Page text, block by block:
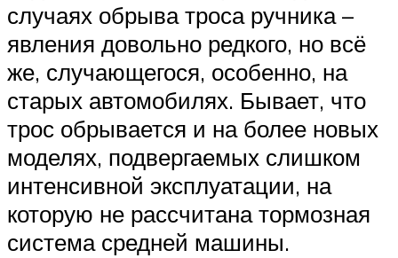
случаях обрыва троса ручника –
явления довольно редкого, но всё
же, случающегося, особенно, на
старых автомобилях. Бывает, что
трос обрывается и на более новых
моделях, подвергаемых слишком
интенсивной эксплуатации, на
которую не рассчитана тормозная
система средней машины.